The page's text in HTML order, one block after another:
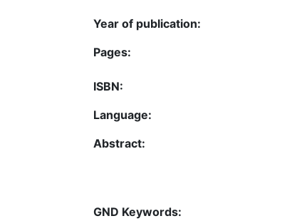
Year of publication:
Pages:
ISBN:
Language:
Abstract:
GND Keywords: